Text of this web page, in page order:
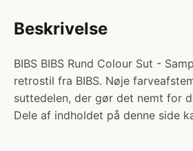
Beskrivelse
BIBS BIBS Rund Colour Sut -
retrostil fra BIBS. Nøje
suttedelen, der gør det nemt for
Dele af indholdet på denne side